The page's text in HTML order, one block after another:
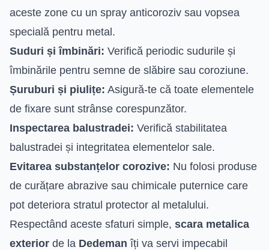
aceste zone cu un spray anticoroziv sau vopsea
specială pentru metal.
Suduri și îmbinări: Verifică periodic sudurile și
îmbinările pentru semne de slăbire sau coroziune.
Șuruburi și piulițe: Asigură-te că toate elementele
de fixare sunt strânse corespunzător.
Inspectarea balustradei: Verifică stabilitatea
balustradei și integritatea elementelor sale.
Evitarea substanțelor corozive: Nu folosi produse
de curățare abrazive sau chimicale puternice care
pot deteriora stratul protector al metalului.
Respectând aceste sfaturi simple, scara metalica
exterior de la Dedeman îți va servi impecabil